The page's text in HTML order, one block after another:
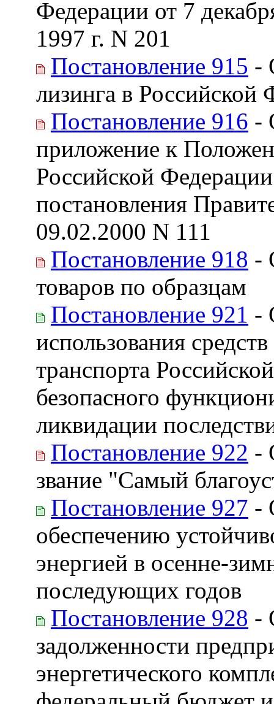
Федерации от 7
1997 г. N 201
Постановление 915 -
лизинга в
Постановление 916 -
приложение к
Российской
постановления
09.02.2000 N 111
Постановление 918 -
товаров по образцам
Постановление 921 -
использования
транспорта
безопасного
ликвидации
Постановление 922 -
звание "Самый
Постановление 927 -
обеспечению
энергией в осенне-
последующих годов
Постановление 928 -
задолженности
энергетического